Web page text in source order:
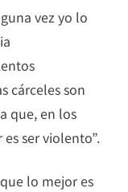
vez yo lo
cárceles son
que, en los
ser violento”.
lo mejor es